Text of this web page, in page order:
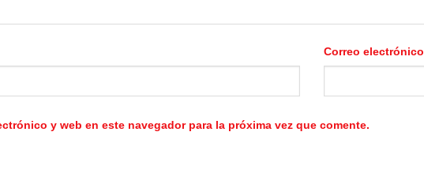
Correo electrónico
y web en este navegador para la próxima vez que comente.